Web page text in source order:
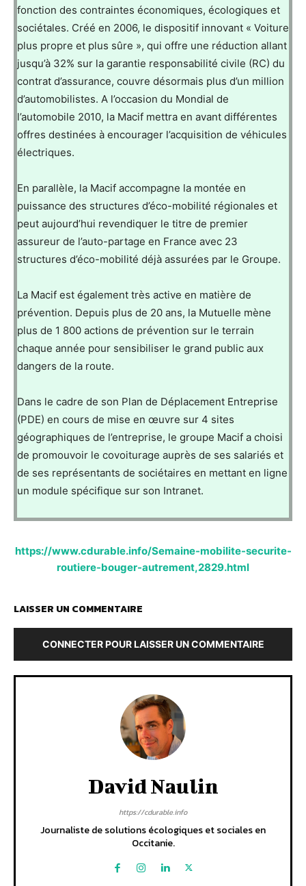
fonction des contraintes économiques, écologiques et
sociétales. Créé en 2006, le dispositif innovant « Voiture
plus propre et plus sûre », qui offre une réduction allant
jusqu’à 32% sur la garantie responsabilité civile (RC) du
contrat d’assurance, couvre désormais plus d’un million
d’automobilistes. A l’occasion du Mondial de
l’automobile 2010, la Macif mettra en avant différentes
offres destinées à encourager l’acquisition de véhicules
électriques.
En parallèle, la Macif accompagne la montée en
puissance des structures d’éco-mobilité régionales et
peut aujourd’hui revendiquer le titre de premier
assureur de l’auto-partage en France avec 23
structures d’éco-mobilité déjà assurées par le Groupe.
La Macif est également très active en matière de
prévention. Depuis plus de 20 ans, la Mutuelle mène
plus de 1 800 actions de prévention sur le terrain
chaque année pour sensibiliser le grand public aux
dangers de la route.
Dans le cadre de son Plan de Déplacement Entreprise
(PDE) en cours de mise en œuvre sur 4 sites
géographiques de l’entreprise, le groupe Macif a choisi
de promouvoir le covoiturage auprès de ses salariés et
de ses représentants de sociétaires en mettant en ligne
un module spécifique sur son Intranet.
https://www.cdurable.info/Semaine-mobilite-securite-
routiere-bouger-autrement,2829.html
LAISSER UN COMMENTAIRE
CONNECTER POUR LAISSER UN COMMENTAIRE
David Naulin
https://cdurable.info
Journaliste de solutions écologiques et sociales en
Occitanie.